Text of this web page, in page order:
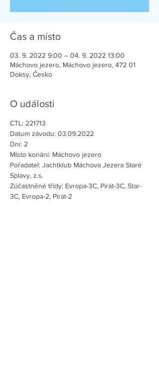
Čas a místo
03. 9. 2022 9:00 – 04. 9. 2022 13:00
Máchovo jezero, Máchovo jezero, 472 01
Doksy, Česko
O události
CTL: 221713
Datum závodu: 03.09.2022
Dní: 2
Místo konání: Máchovo jezero
Pořadatel: Jachtklub Máchova Jezera Staré
Splavy, z.s.
Zúčastněné třídy: Evropa-3C, Pirát-3C, Star-
3C, Evropa-2, Pirát-2